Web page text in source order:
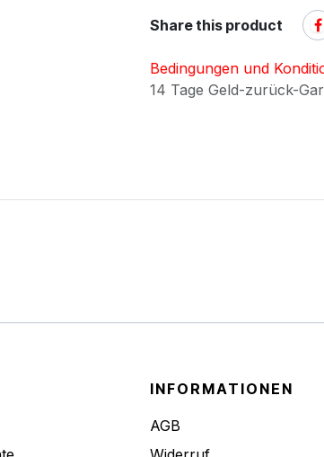
Share this product
Bedingungen und
14 Tage Geld-zurück-
INFORMATIONEN
AGB